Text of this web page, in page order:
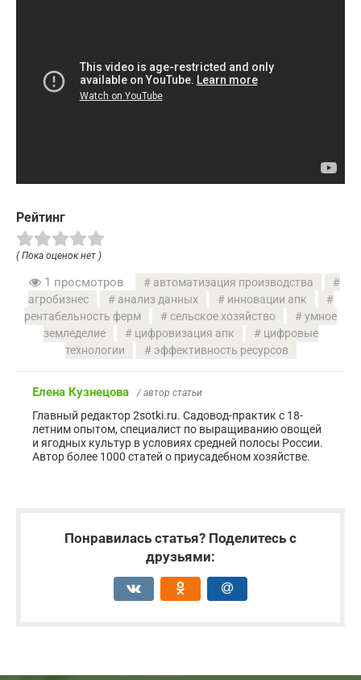
Рейтинг
( Пока оценок нет )
1 просмотров
автоматизация производства
агробизнес
анализ данных
инновации апк
рентабельность ферм
сельское хозяйство
умное
земледелие
цифровизация апк
цифровые
технологии
эффективность ресурсов
Елена Кузнецова / автор статьи
Главный редактор 2sotki.ru. Садовод-практик с 18-
летним опытом, специалист по выращиванию овощей
и ягодных культур в условиях средней полосы России.
Автор более 1000 статей о приусадебном хозяйстве.
Понравилась статья? Поделитесь с
друзьями: